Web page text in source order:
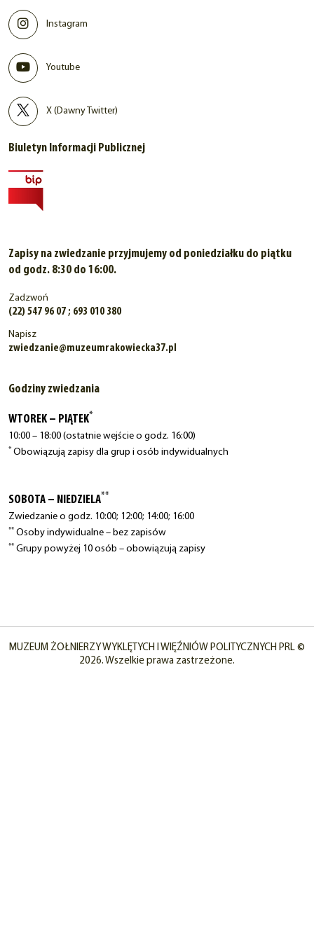
Instagram
Youtube
X (Dawny Twitter)
Biuletyn Informacji Publicznej
Zapisy na zwiedzanie przyjmujemy od poniedziałku do piątku
od godz. 8:30 do 16:00.
Zadzwoń
(22) 547 96 07 ; 693 010 380
Napisz
zwiedzanie@muzeumrakowiecka37.pl
Godziny zwiedzania
WTOREK – PIĄTEK*
10:00 – 18:00 (ostatnie wejście o godz. 16:00)
* Obowiązują zapisy dla grup i osób indywidualnych
SOBOTA – NIEDZIELA**
Zwiedzanie o godz. 10:00; 12:00; 14:00; 16:00
** Osoby indywidualne – bez zapisów
** Grupy powyżej 10 osób – obowiązują zapisy
MUZEUM ŻOŁNIERZY WYKLĘTYCH I WIĘŹNIÓW POLITYCZNYCH PRL ©
2026. Wszelkie prawa zastrzeżone.